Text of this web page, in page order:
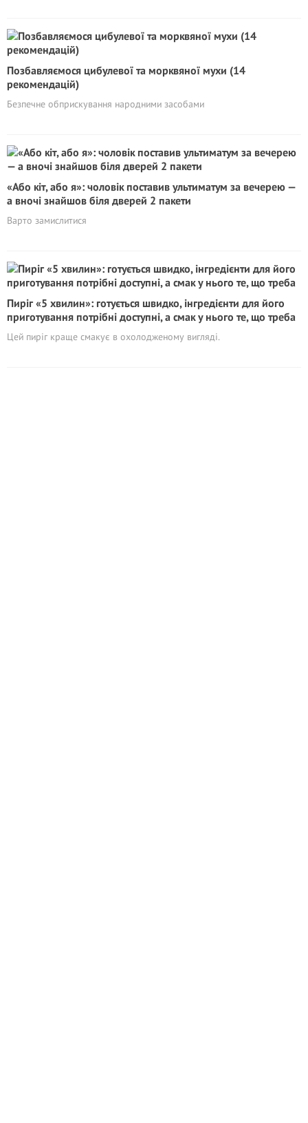
Позбавляємося цибулевої та морквяної мухи (14
рекомендацій)
Безпечне обприскування народними засобами
«Або кіт, або я»: чоловік поставив ультиматум за вечерею —
а вночі знайшов біля дверей 2 пакети
Варто замислитися
Пиріг «5 хвилин»: готується швидко, інгредієнти для його
приготування потрібні доступні, а смак у нього те, що треба
Цей пиріг краще смакує в охолодженому вигляді.